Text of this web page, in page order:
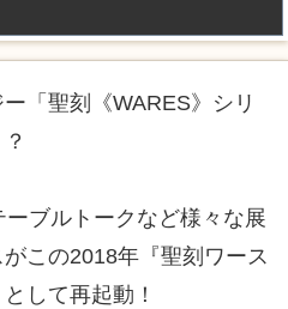
「聖刻《WARES》シリ
ブルトークなど様々な展
この2018年『聖刻ワース
して再起動！